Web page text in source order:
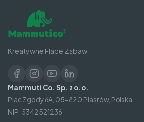
Kreatywne Place Zabaw
Mammuti Co. Sp. z o.o.
Plac Zgody 6A, 05-820 Piastów, Polska
NIP: 5342521236